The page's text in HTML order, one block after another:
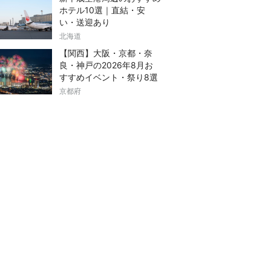
ホテル10選｜直結・安
い・送迎あり
北海道
【関西】大阪・京都・奈
良・神戸の2026年8月お
すすめイベント・祭り8選
京都府